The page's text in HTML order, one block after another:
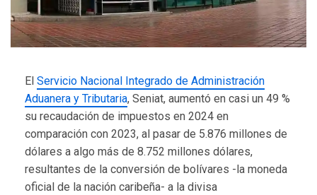
El Servicio Nacional Integrado de Administración
Aduanera y Tributaria, Seniat, aumentó en casi un 49 %
su recaudación de impuestos en 2024 en
comparación con 2023, al pasar de 5.876 millones de
dólares a algo más de 8.752 millones dólares,
resultantes de la conversión de bolívares -la moneda
oficial de la nación caribeña- a la divisa